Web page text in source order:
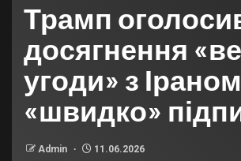
Трамп
досягнення
угоди» з
«швидко»
Admin 11.06.2026